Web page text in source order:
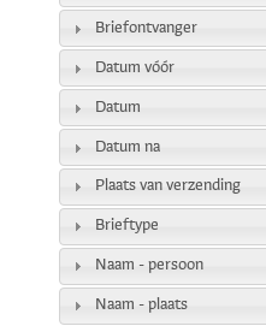
Briefontvanger
Datum vóór
Datum
Datum na
Plaats van verzending
Brieftype
Naam - persoon
Naam - plaats